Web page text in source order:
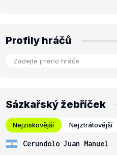
Profily hráčů
Sázkařský žebříček
Nejziskovější Nejztrátovější
Cerundolo Juan Manuel